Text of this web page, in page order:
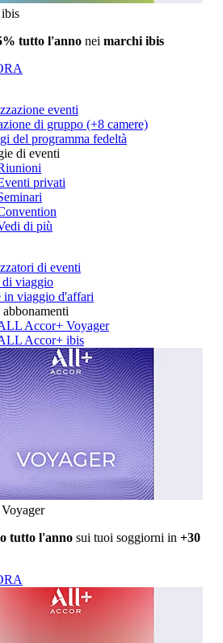
tutto l'anno nei marchi ibis
eventi
di gruppo (+8 camere)
del programma fedeltà
di eventi
privati
di più
di eventi
viaggio
in viaggio d'affari
Accor+ Voyager
Accor+ ibis
tutto l'anno sui tuoi soggiorni in +30